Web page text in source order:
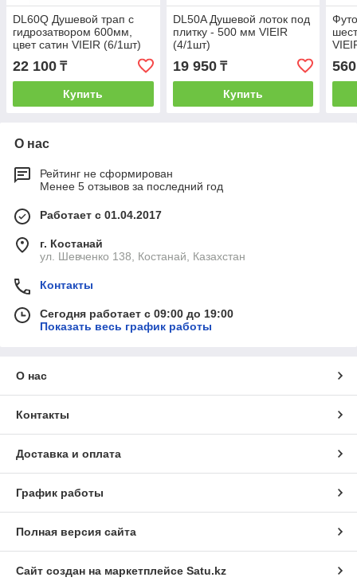
DL60Q Душевой трап с
гидрозатвором 600мм,
цвет сатин VIEIR (6/1шт)
22 100 ₸
Купить
DL50A Душевой лоток под
плитку - 500 мм VIEIR
(4/1шт)
19 950₸
Купить
560
О нас
Рейтинг не сформирован
Менее 5 отзывов за последний год
Работает с 01.04.2017
г. Костанай
ул. Шевченко 138, Костанай, Казахстан
Контакты
Сегодня работает с 09:00 до 19:00
Показать весь график работы
О нас
Контакты
Доставка и оплата
График работы
Полная версия сайта
Сайт создан на маркетплейсе Satu.kz